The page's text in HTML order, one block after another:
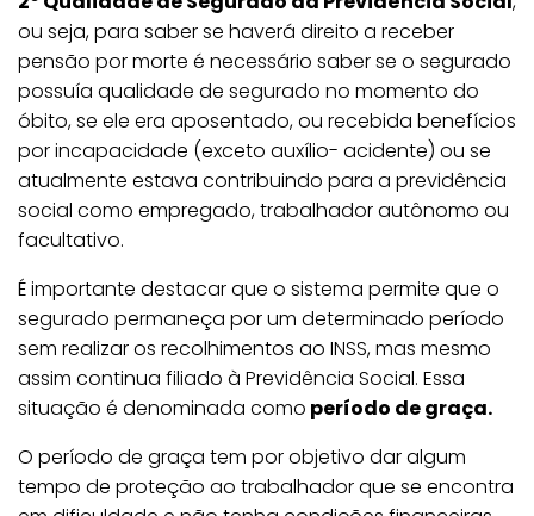
ou seja, para saber se haverá direito a receber
pensão por morte é necessário saber se o segurado
possuía qualidade de segurado no momento do
óbito, se ele era aposentado, ou recebida benefícios
por incapacidade (exceto auxílio- acidente) ou se
atualmente estava contribuindo para a previdência
social como empregado, trabalhador autônomo ou
facultativo.
É importante destacar que o sistema permite que o
segurado permaneça por um determinado período
sem realizar os recolhimentos ao INSS, mas mesmo
assim continua filiado à Previdência Social. Essa
situação é denominada como período de graça.
O período de graça tem por objetivo dar algum
tempo de proteção ao trabalhador que se encontra